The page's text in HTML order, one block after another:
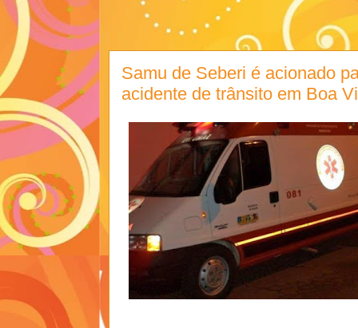
Samu de Seberi é acionado
acidente de trânsito em Boa